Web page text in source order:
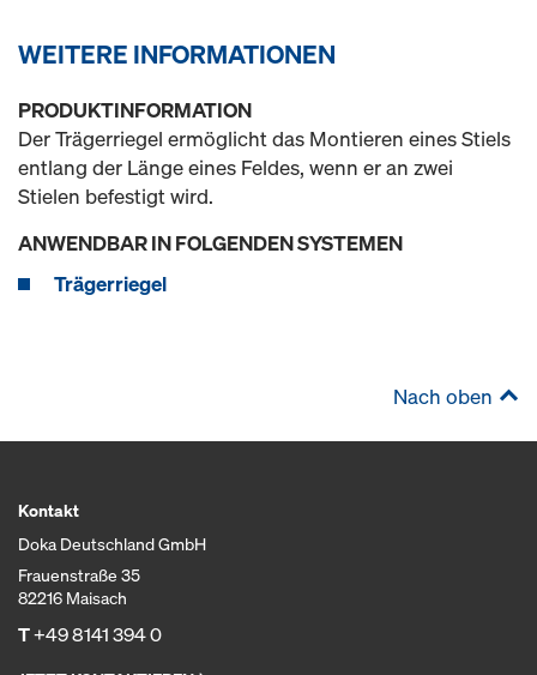
WEITERE INFORMATIONEN
PRODUKTINFORMATION
Der Trägerriegel ermöglicht das Montieren eines Stiels
entlang der Länge eines Feldes, wenn er an zwei
Stielen befestigt wird.
ANWENDBAR IN FOLGENDEN SYSTEMEN
Trägerriegel
Nach oben
Kontakt
Doka Deutschland GmbH
Frauenstraße 35
82216 Maisach
T+49 8141 394 0